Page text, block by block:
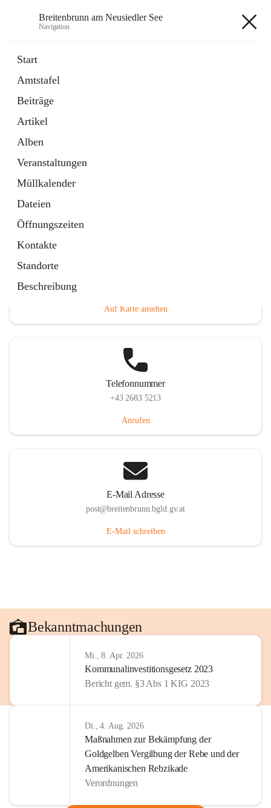
Breitenbrunn am Neusiedler See
Navigation
Start
Amtstafel
Beiträge
Artikel
Alben
Veranstaltungen
Müllkalender
Dateien
Öffnungszeiten
Kontakte
Standorte
Beschreibung
18 Schnellzugriffe
Gemeindeservice
Auf Karte ansehen
Telefonnummer
+43 2683 5213
Anrufen
E-Mail Adresse
post@breitenbrunn.bgld.gv.at
E-Mail schreiben
Bekanntmachungen
Mi., 8. Apr. 2026
Kommunalinvestitionsgesetz 2023
Bericht gem. §3 Abs 1 KIG 2023
Di., 4. Aug. 2026
Maßnahmen zur Bekämpfung der
Goldgelben Vergilbung der Rebe und der
Amerikanischen Rebzikade
Verordnungen